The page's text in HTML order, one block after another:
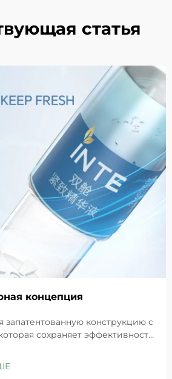
статья
концепция
запатентованную конструкцию с
сохраняет эффективность
чувствительной кожи.